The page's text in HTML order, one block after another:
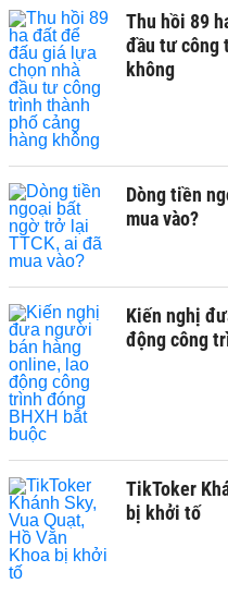
Thu hồi 89
đầu tư công
không
Dòng tiền
mua vào?
Kiến nghị
động công
TikToker
bị khởi tố